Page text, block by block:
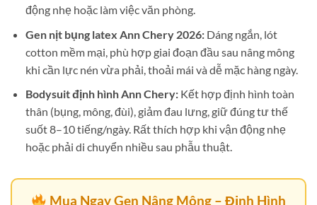
động nhẹ hoặc làm việc văn phòng.
Gen nịt bụng latex Ann Chery 2026:Dáng ngắn, lót
cotton mềm mại, phù hợp giai đoạn đầu sau nâng mông
khi cần lực nén vừa phải, thoải mái và dễ mặc hàng ngày.
Bodysuit định hình Ann Chery:Kết hợp định hình toàn
thân (bụng, mông, đùi), giảm đau lưng, giữ đúng tư thế
suốt 8–10 tiếng/ngày. Rất thích hợp khi vận động nhẹ
hoặc phải di chuyển nhiều sau phẫu thuật.
Mua Ngay Gen Nâng Mông – Định Hình